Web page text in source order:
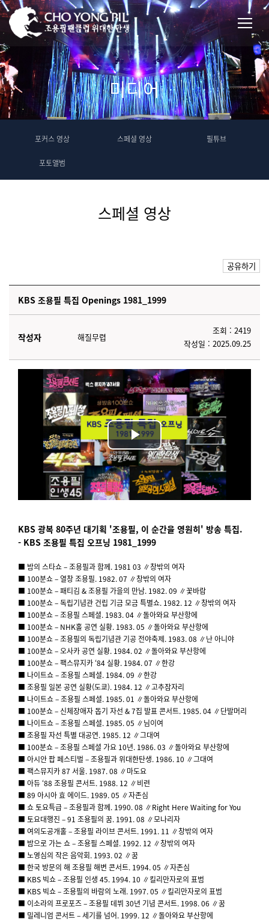
미디어
포커스 영상 스페셜 영상 필튜브
포토앨범
스페셜 영상
공유하기
KBS 조용필 특집 Openings 1981_1999
작성자 해질무렵
조회 : 2419
작성일 : 2025.09.25
Play
Video
KBS 광복 80주년 대기획 '조용필, 이 순간을 영원히' 방송 특집.
- KBS 조용필 특집 오프닝 1981_1999
■ 밤의 스타쇼 – 조용필과 함께. 1981 03 ∥창밖의 여자
■ 100분쇼 – 열창 조용필. 1982. 07 ∥창밖의 여자
■ 100분쇼 – 패티김 & 조용필 가을의 만남. 1982. 09 ∥꽃바람
■ 100분쇼 – 독립기념관 건립 기금 모금 특별쇼. 1982. 12 ∥창밖의 여자
■ 100분쇼 – 조용필 스페셜. 1983. 04 ∥돌아와요 부산항에
■ 100분쇼 – NHK홀 공연 실황. 1983. 05 ∥돌아와요 부산항에
■ 100분쇼 – 조용필의 독립기념관 기공 전야축제. 1983. 08 ∥난 아니야
■ 100분쇼 – 오사카 공연 실황. 1984. 02 ∥돌아와요 부산항에
■ 100분쇼 – 팩스뮤지카 ‘84 실황. 1984. 07 ∥한강
■ 나이트쇼 – 조용필 스페셜. 1984. 09 ∥한강
■ 조용필 일본 공연 실황(도쿄). 1984. 12 ∥고추잠자리
■ 나이트쇼 – 조용필 스페셜. 1985. 01 ∥돌아와요 부산항에
■ 100분쇼 – 신체장애자 돕기 자선 & 7집 발표 콘서트. 1985. 04 ∥단발머리
■ 나이트쇼 – 조용필 스페셜. 1985. 05 ∥님이여
■ 조용필 자선 특별 대공연. 1985. 12 ∥그대여
■ 100분쇼 – 조용필 스페셜 가요 10년. 1986. 03 ∥돌아와요 부산항에
■ 아시안 팝 페스티벌 – 조용필과 위대한탄생. 1986. 10 ∥그대여
■ 팩스뮤지카 87 서울. 1987. 08 ∥마도요
■ 아듀 ‘88 조용필 콘서트. 1988. 12 ∥비련
■ 89 아시아 효 에이드. 1989. 05 ∥자존심
■ 쇼 토요특급 – 조용필과 함께. 1990. 08 ∥Right Here Waiting for You
■ 토요대행진 – 91 조용필의 꿈. 1991. 08 ∥모나리자
■ 여의도공개홀 – 조용필 라이브 콘서트. 1991. 11 ∥창밖의 여자
■ 밤으로 가는 쇼 – 조용필 스페셜. 1992. 12 ∥창밖의 여자
■ 노영심의 작은 음악회. 1993. 02 ∥꿈
■ 한국 방문의 해 조용필 해변 콘서트. 1994. 05 ∥자존심
■ KBS 빅쇼 – 조용필 인생 45. 1994. 10 ∥킬리만자로의 표범
■ KBS 빅쇼 – 조용필의 바람의 노래. 1997. 05 ∥킬리만자로의 표범
■ 이소라의 프로포즈 – 조용필 데뷔 30년 기념 콘서트. 1998. 06 ∥꿈
■ 밀레니엄 콘서트 – 세기를 넘어. 1999. 12 ∥돌아와요 부산항에